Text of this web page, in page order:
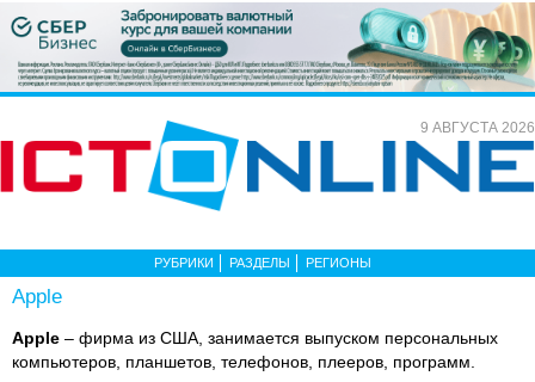
9 АВГУСТА 2026
РУБРИКИ РАЗДЕЛЫ РЕГИОНЫ
Apple
Apple – фирма из США, занимается выпуском персональных
компьютеров, планшетов, телефонов, плееров, программ.